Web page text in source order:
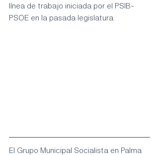
línea de trabajo iniciada por el PSIB-
PSOE en la pasada legislatura.
El Grupo Municipal Socialista en Palma